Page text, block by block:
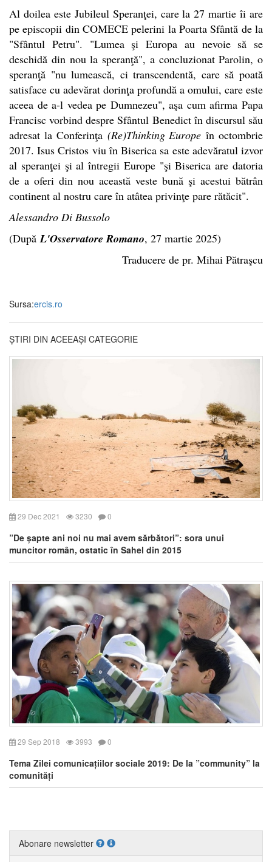
Al doilea este Jubileul Speranţei, care la 27 martie îi are
pe episcopii din COMECE pelerini la Poarta Sfântă de la
"Sfântul Petru". "Lumea şi Europa au nevoie să se
deschidă din nou la speranţă", a concluzionat Parolin, o
speranţă "nu lumească, ci transcendentă, care să poată
satisface cu adevărat dorinţa profundă a omului, care este
aceea de a-l vedea pe Dumnezeu", aşa cum afirma Papa
Francisc vorbind despre Sfântul Benedict în discursul său
adresat la Conferinţa (Re)Thinking Europe în octombrie
2017. Isus Cristos viu în Biserica sa este adevăratul izvor
al speranţei şi al întregii Europe "şi Biserica are datoria
de a oferi din nou această veste bună şi acestui bătrân
continent al nostru care în atâtea privinţe pare rătăcit".
Alessandro Di Bussolo
(După L'Osservatore Romano, 27 martie 2025)
Traducere de pr. Mihai Pătraşcu
Sursa:ercis.ro
ȘTIRI DIN ACEEAȘI CATEGORIE
29 Dec 2021 3230 0
”De șapte ani noi nu mai avem sărbători”: sora unui
muncitor român, ostatic în Sahel din 2015
29 Sep 2018 3993 0
Tema Zilei comunicațiilor sociale 2019: De la ”community” la
comunități
Abonare newsletter